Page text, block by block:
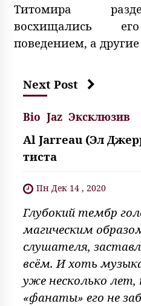
Титомира
восхищались
поведением, а
Next Post
Bio Jaz Эксклюзив
Al Jarreau (Эл
тиста
Пн Дек 14 , 2020
Глубокий тембр
магическим
слушателя,
всём. И хоть
уже несколько лет,
«фанаты» его не